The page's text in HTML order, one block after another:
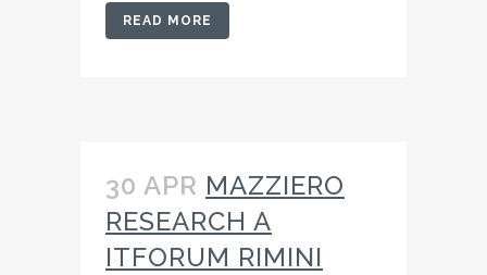
READ MORE
30 APR MAZZIERO
RESEARCH A
ITFORUM RIMINI